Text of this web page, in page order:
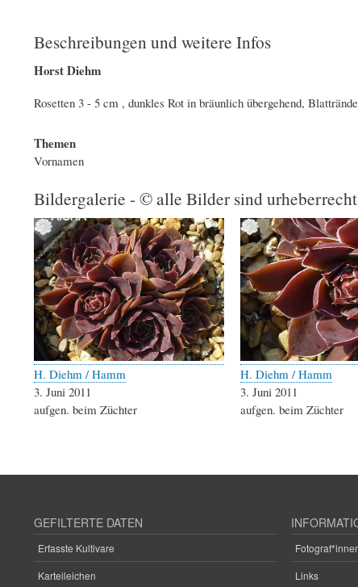
Beschreibungen und weitere Infos
Horst Diehm
Rosetten 3 - 5 cm , dunkles Rot in bräunlich übergehend,
Themen
Vornamen
Bildergalerie - © alle Bilder sind
H. Diehm / Hamm
3. Juni 2011
aufgen. beim Züchter
H. Diehm / Hamm
3. Juni 2011
aufgen. beim Züchter
GEFILTERTE DATEN
Erfasste Kultivare
Karteileichen Links